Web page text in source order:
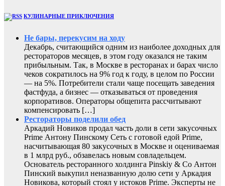
КУЛИНАРНЫЕ ПРИКЛЮЧЕНИЯ
Не бары, перекусим на ходу
Декабрь, считающийся одним из наиболее доходных для
рестораторов месяцев, в этом году оказался не таким
прибыльным. Так, в Москве в ресторанах и барах число
чеков сократилось на 9% год к году, в целом по России
— на 5%. Потребители стали чаще посещать заведения
фастфуда, а бизнес — отказываться от проведения
корпоративов. Операторы общепита рассчитывают
компенсировать […]
Рестораторы поделили обед
Аркадий Новиков продал часть доли в сети закусочных
Prime Антону Пинскому Сеть с готовой едой Prime,
насчитывающая 80 закусочных в Москве и оцениваемая
в 1 млрд руб., обзавелась новым совладельцем.
Основатель ресторанного холдинга Pinskiy & Co Антон
Пинский выкупил неназванную долю сети у Аркадия
Новикова, который стоял у истоков Prime. Эксперты не